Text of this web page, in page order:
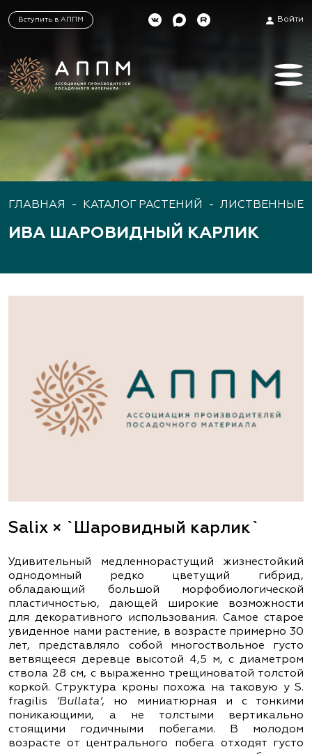
Вступить в АППМ Войти
ГЛАВНАЯ - КАТАЛОГ РАСТЕНИЙ - ЛИСТВЕННЫЕ
ИВА ШАРОВИДНЫЙ КАРЛИК
Salix × `Шаровидный карлик`
Удивительный медленнорастущий жизнестойкий
однодомный редко цветущий гибрид,
обладающий большой морфобиологической
пластичностью, дающей широкие возможности
для декоративного использования. Самое старое
увиденное нами растение, в возрасте примерно 30
лет, представляло собой многоствольное густо
ветвящееся деревце высотой 4,5 м, с диаметром
ствола 28 см, с выраженно трещиноватой толстой
коркой. Структура кроны похожа на таковую у S.
fragilis ‘Bullata’, но миниатюрная и с тонкими
поникающими, а не толстыми вертикально
стоящими годичными побегами. В молодом
возрасте от центрального побега отходят густо